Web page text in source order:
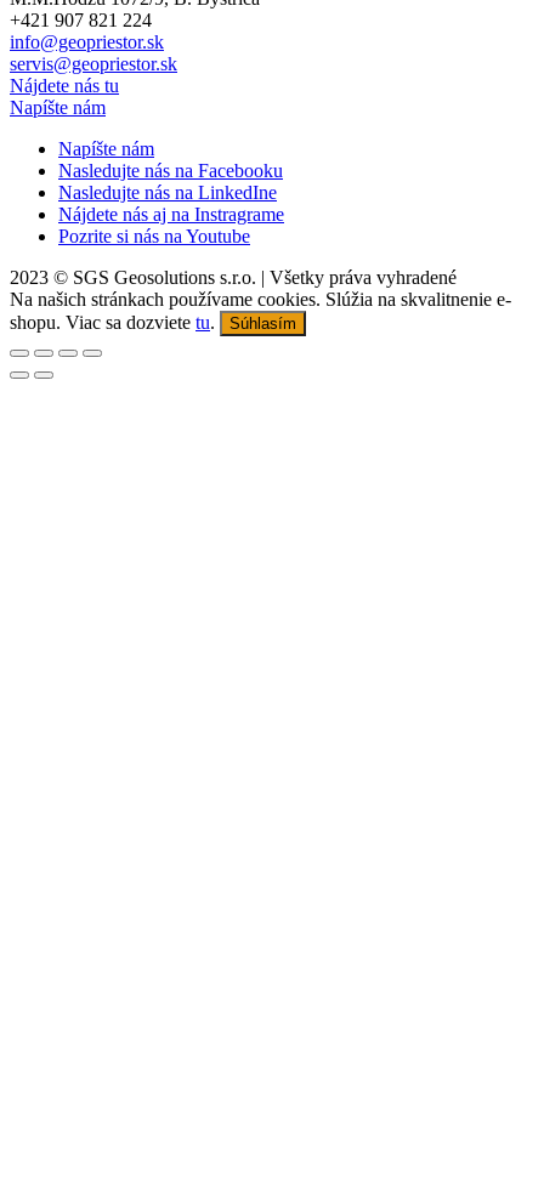
+421 907 821 224
info@geopriestor.sk
servis@geopriestor.sk
Nájdete nás tu
Napíšte nám
Napíšte nám
Nasledujte nás na Facebooku
Nasledujte nás na LinkedIne
Nájdete nás aj na Instragrame
Pozrite si nás na Youtube
2023 © SGS Geosolutions s.r.o. | Všetky práva vyhradené
Na našich stránkach používame cookies. Slúžia na skvalitnenie e-
shopu. Viac sa dozviete tu. Súhlasím